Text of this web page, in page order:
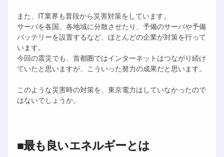
また、IT業界も普段から災害対策をしています。
サーバを各国、各地域に分散させたり、予備のサーバや予備
バッテリーを設置するなど、ほとんどの企業が対策を行って
います。
今回の震災でも、首都圏ではインターネットはつながり続け
ていたと思いますが、こういった努力の成果だと思います。
このような災害時の対策を、東京電力はしていなかったので
はないでしょうか。
■最も良いエネルギーとは